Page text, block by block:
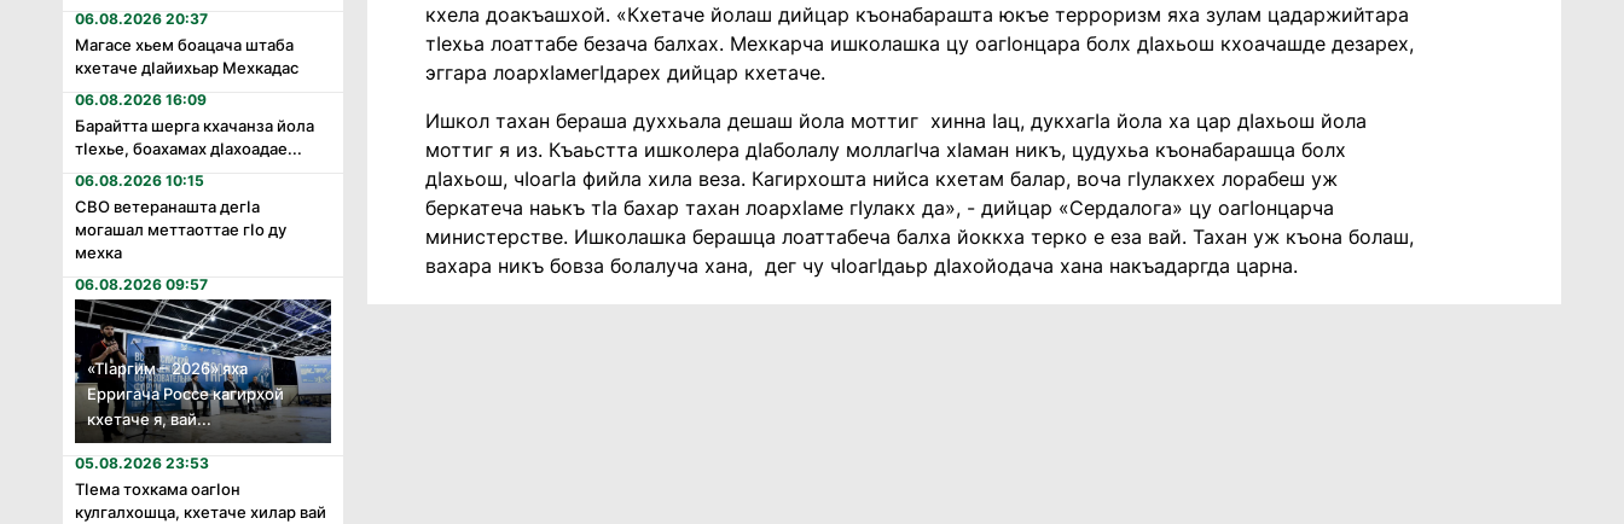
06.08.2026 20:37
Магасе хьем боацача штаба
кхетаче дӏайихьар Мехкадас
06.08.2026 16:09
Барайтта шерга кхачанза йола
тӏехье, боахамах дӏахоадае...
06.08.2026 10:15
СВО ветеранашта дегӏа
могашал меттаоттае гӏо ду
мехка
06.08.2026 09:57
«Тӏаргим – 2026» яха
Ерригача Россе кагирхой
кхетаче я, вай...
05.08.2026 23:53
Тӏема тохкама оагӏон
кулгалхошца, кхетаче хилар вай
кхела доакъашхой. «Кхетаче йолаш дийцар къонабарашта юкъе терроризм яха зулам цадаржийтара
тӏехьа лоаттабе безача балхах. Мехкарча ишколашка цу оагӏонцара болх дӏахьош кхоачашде дезарех,
эггара лоархӏамегӏдарех дийцар кхетаче.
Ишкол тахан бераша духхьала дешаш йола моттиг хинна ӏац, дукхагӏа йола ха цар дӏахьош йола
моттиг я из. Къаьстта ишколера дӏаболалу моллагӏча хӏаман никъ, цудухьа къонабарашца болх
дӏахьош, чӏоагӏа фийла хила веза. Кагирхошта нийса кхетам балар, воча гӏулакхех лорабеш уж
беркатеча наькъ тӏа бахар тахан лоархӏаме гӏулакх да», - дийцар «Сердалога» цу оагӏонцарча
министерстве. Ишколашка берашца лоаттабеча балха йоккха терко е еза вай. Тахан уж къона болаш,
вахара никъ бовза болалуча хана, дег чу чӏоагӏдаьр дӏахойодача хана накъадаргда царна.